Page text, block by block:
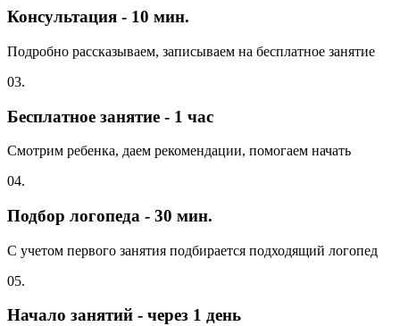
Консультация - 10 мин.
Подробно рассказываем, записываем на бесплатное занятие
03.
Бесплатное занятие - 1 час
Смотрим ребенка, даем рекомендации, помогаем начать
04.
Подбор логопеда - 30 мин.
С учетом первого занятия подбирается подходящий логопед
05.
Начало занятий - через 1 день